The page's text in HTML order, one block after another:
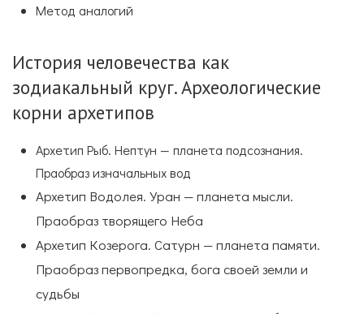
Метод аналогий
История человечества как
зодиакальный круг. Археологические
корни архетипов
Архетип Рыб. Нептун — планета подсознания.
Праобраз изначальных вод
Архетип Водолея. Уран — планета мысли.
Праобраз творящего Неба
Архетип Козерога. Сатурн — планета памяти.
Праобраз первопредка, бога своей земли и
судьбы